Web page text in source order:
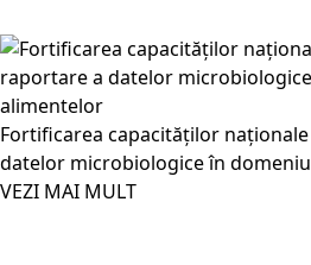
Fortificarea capacităților
datelor microbiologice în
VEZI MAI MULT